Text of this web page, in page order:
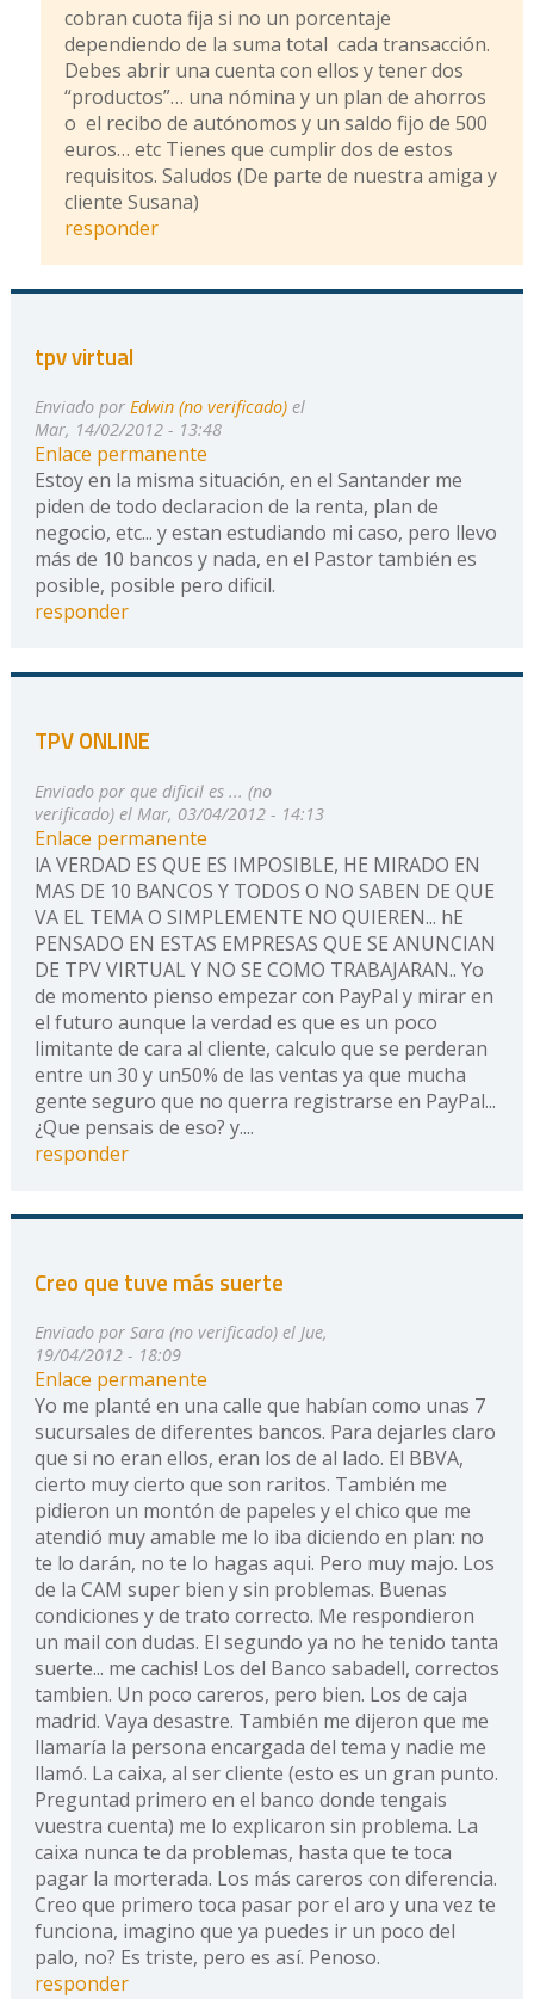
cobran cuota fija si no un porcentaje
dependiendo de la suma total cada transacción.
Debes abrir una cuenta con ellos y tener dos
“productos”… una nómina y un plan de ahorros
o el recibo de autónomos y un saldo fijo de 500
euros… etc Tienes que cumplir dos de estos
requisitos. Saludos (De parte de nuestra amiga y
cliente Susana)
responder
tpv virtual
Enviado por Edwin (no verificado)el
Mar, 14/02/2012 - 13:48
Enlace permanente
Estoy en la misma situación, en el Santander me
piden de todo declaracion de la renta, plan de
negocio, etc... y estan estudiando mi caso, pero llevo
más de 10 bancos y nada, en el Pastor también es
posible, posible pero dificil.
responder
TPV ONLINE
Enviado por que dificil es ... (no
verificado)el Mar, 03/04/2012 - 14:13
Enlace permanente
lA VERDAD ES QUE ES IMPOSIBLE, HE MIRADO EN
MAS DE 10 BANCOS Y TODOS O NO SABEN DE QUE
VA EL TEMA O SIMPLEMENTE NO QUIEREN... hE
PENSADO EN ESTAS EMPRESAS QUE SE ANUNCIAN
DE TPV VIRTUAL Y NO SE COMO TRABAJARAN.. Yo
de momento pienso empezar con PayPal y mirar en
el futuro aunque la verdad es que es un poco
limitante de cara al cliente, calculo que se perderan
entre un 30 y un50% de las ventas ya que mucha
gente seguro que no querra registrarse en PayPal...
¿Que pensais de eso? y....
responder
Creo que tuve más suerte
Enviado por Sara (no verificado)el Jue,
19/04/2012 - 18:09
Enlace permanente
Yo me planté en una calle que habían como unas 7
sucursales de diferentes bancos. Para dejarles claro
que si no eran ellos, eran los de al lado. El BBVA,
cierto muy cierto que son raritos. También me
pidieron un montón de papeles y el chico que me
atendió muy amable me lo iba diciendo en plan: no
te lo darán, no te lo hagas aqui. Pero muy majo. Los
de la CAM super bien y sin problemas. Buenas
condiciones y de trato correcto. Me respondieron
un mail con dudas. El segundo ya no he tenido tanta
suerte... me cachis! Los del Banco sabadell, correctos
tambien. Un poco careros, pero bien. Los de caja
madrid. Vaya desastre. También me dijeron que me
llamaría la persona encargada del tema y nadie me
llamó. La caixa, al ser cliente (esto es un gran punto.
Preguntad primero en el banco donde tengais
vuestra cuenta) me lo explicaron sin problema. La
caixa nunca te da problemas, hasta que te toca
pagar la morterada. Los más careros con diferencia.
Creo que primero toca pasar por el aro y una vez te
funciona, imagino que ya puedes ir un poco del
palo, no? Es triste, pero es así. Penoso.
responder